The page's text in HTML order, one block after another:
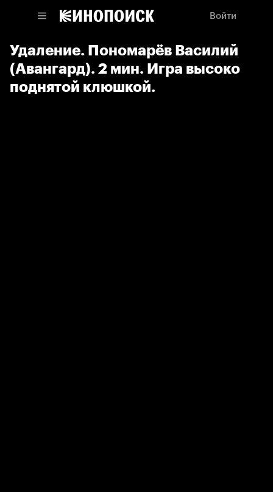
Войти
Удаление. Пономарёв Василий
(Авангард). 2 мин. Игра высоко
поднятой клюшкой.